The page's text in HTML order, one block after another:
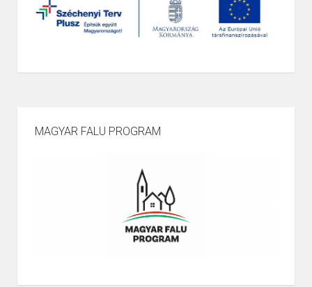
MAGYAR FALU PROGRAM